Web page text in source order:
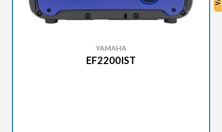
YAMAHA
EF2200IST